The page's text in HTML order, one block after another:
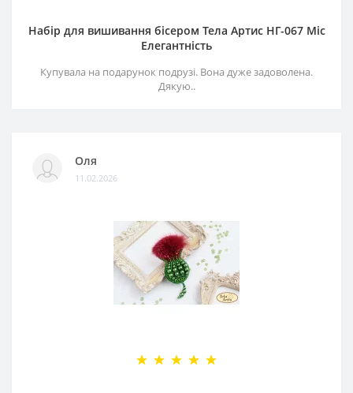
Набір для вишивання бісером Тела Артис НГ-067 Міс
Елегантність
Купувала на подарунок подрузі. Вона дуже задоволена.
Дякую..
Оля
11.02.2026